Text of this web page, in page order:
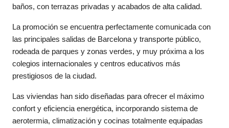
baños, con terrazas privadas y acabados de alta calidad.
La promoción se encuentra perfectamente comunicada con
las principales salidas de Barcelona y transporte público,
rodeada de parques y zonas verdes, y muy próxima a los
colegios internacionales y centros educativos más
prestigiosos de la ciudad.
Las viviendas han sido diseñadas para ofrecer el máximo
confort y eficiencia energética, incorporando sistema de
aerotermia, climatización y cocinas totalmente equipadas